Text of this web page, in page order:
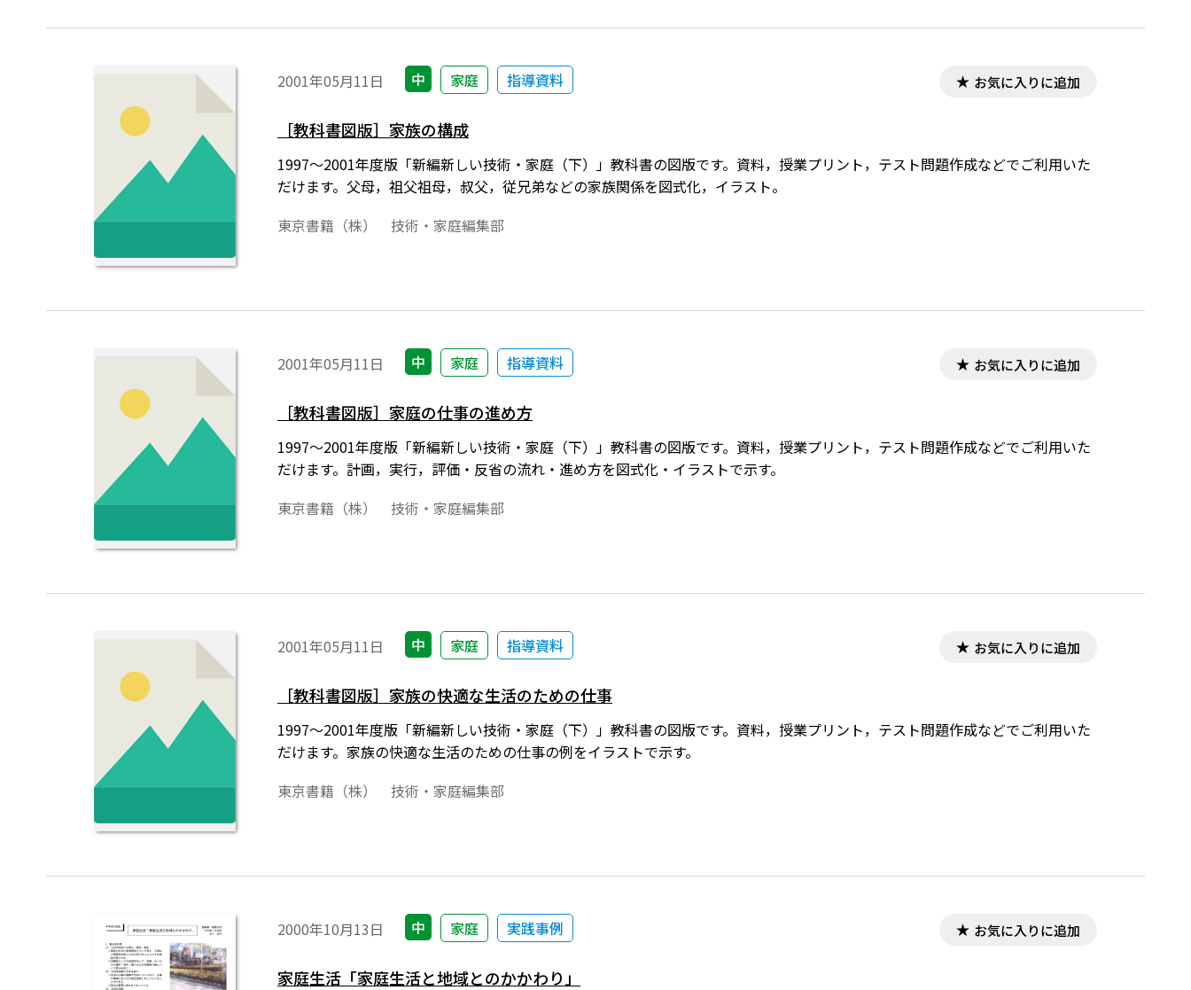
2001年05月11日 中 家庭 指導資料 お気に入りに追加
［教科書図版］家族の構成
1997～2001年度版「新編新しい技術・家庭（下）」教科書の図版です。資料，授業プリント，テスト問題作成などでご利用いた
だけます。父母，祖父祖母，叔父，従兄弟などの家族関係を図式化，イラスト。
東京書籍（株） 技術・家庭編集部
2001年05月11日 中 家庭 指導資料 お気に入りに追加
［教科書図版］家庭の仕事の進め方
1997～2001年度版「新編新しい技術・家庭（下）」教科書の図版です。資料，授業プリント，テスト問題作成などでご利用いた
だけます。計画，実行，評価・反省の流れ・進め方を図式化・イラストで示す。
東京書籍（株） 技術・家庭編集部
2001年05月11日 中 家庭 指導資料 お気に入りに追加
［教科書図版］家族の快適な生活のための仕事
1997～2001年度版「新編新しい技術・家庭（下）」教科書の図版です。資料，授業プリント，テスト問題作成などでご利用いた
だけます。家族の快適な生活のための仕事の例をイラストで示す。
東京書籍（株） 技術・家庭編集部
2000年10月13日 中 家庭 実践事例 お気に入りに追加
家庭生活「家庭生活と地域とのかかわり」